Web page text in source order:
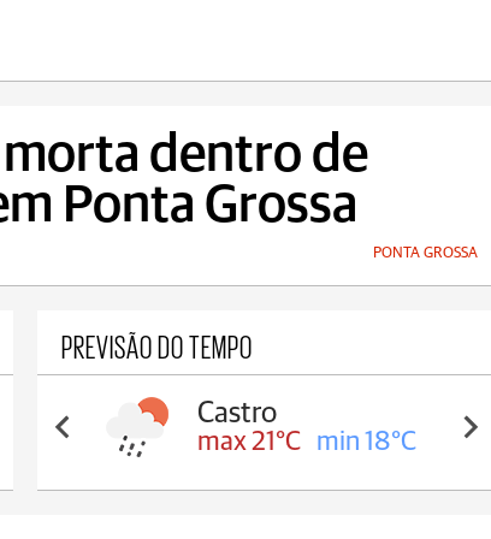
dentro de
Ponta Grossa
PONTA GROSSA
PREVISÃO DO TEMPO
Castro
max 21°C min 18°C